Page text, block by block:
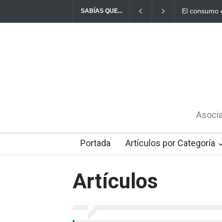
SABÍAS QUE...
El consumo de lácteos en Chile bordea los 150 litros per cápita
Portada Artículos por Categoría
Artículos